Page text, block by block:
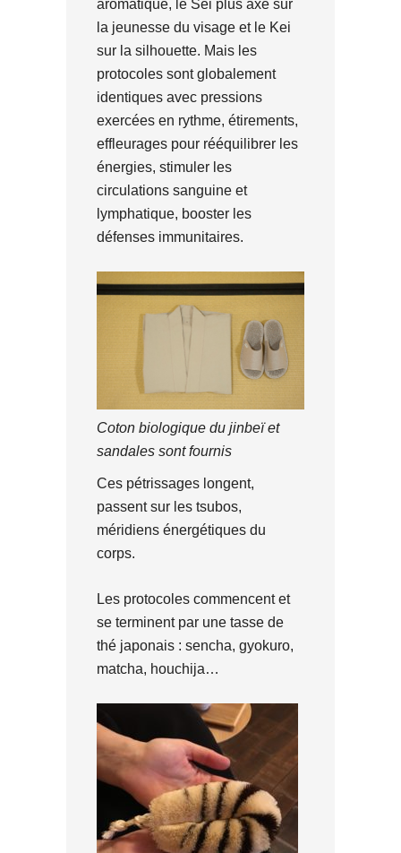
aromatique, le Sei plus axé sur
la jeunesse du visage et le Kei
sur la silhouette. Mais les
protocoles sont globalement
identiques avec pressions
exercées en rythme, étirements,
effleurages pour rééquilibrer les
énergies, stimuler les
circulations sanguine et
lymphatique, booster les
défenses immunitaires.
Coton biologique du jinbeï et
sandales sont fournis
Ces pétrissages longent,
passent sur les tsubos,
méridiens énergétiques du
corps.
Les protocoles commencent et
se terminent par une tasse de
thé japonais : sencha, gyokuro,
matcha, houchija…